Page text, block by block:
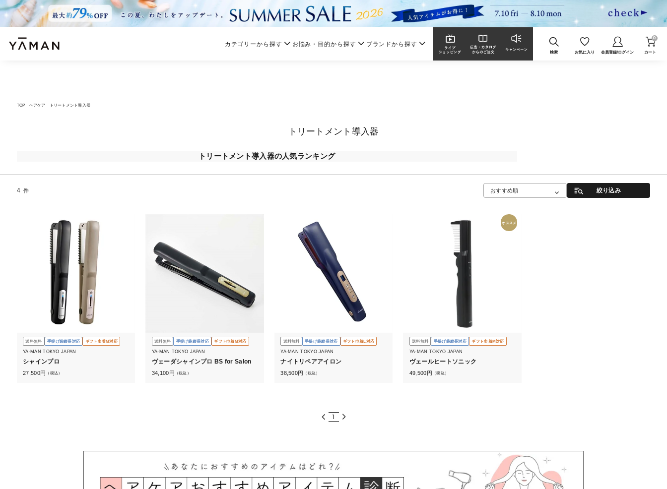
カテゴリーから探す お悩み・目的から探す ブランドから探す
検索 お気に入り 会員登録/ログイン カート
0
TOP ヘアケア トリートメント導入器
トリートメント導入器
トリートメント導入器の人気ランキング
4 件 おすすめ順 絞り込み
送料無料 手提げ袋縦長対応 ギフト巾着M対応
YA-MAN TOKYO JAPAN
シャインプロ
27,500円 （税込）
送料無料 手提げ袋縦長対応 ギフト巾着M対応
YA-MAN TOKYO JAPAN
ヴェーダシャインプロ BS for Salon
34,100円 （税込）
送料無料 手提げ袋縦長対応 ギフト巾着L対応
YA-MAN TOKYO JAPAN
ナイトリペアアイロン
38,500円 （税込）
オススメ
送料無料 手提げ袋縦長対応 ギフト巾着M対応
YA-MAN TOKYO JAPAN
ヴェールヒートソニック
49,500円 （税込）
1